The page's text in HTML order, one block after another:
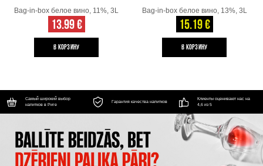
Bag-in-box белое вино, 11%, 3L
13.99 €
B КОРЗИНУ
Bag-in-box белое вино, 13%, 3L
15.19 €
B КОРЗИНУ
Самый широкий выбор
напитков в Риге
Гарантия качества напитков
Клиенты оценивают нас на
4,6 из 5